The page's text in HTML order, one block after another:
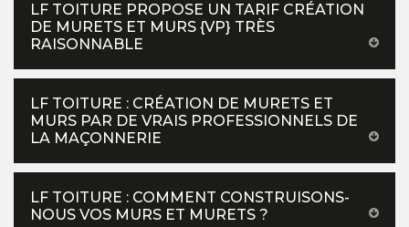
LF TOITURE PROPOSE UN TARIF CRÉATION
DE MURETS ET MURS {VP} TRÈS
RAISONNABLE
LF TOITURE : CRÉATION DE MURETS ET
MURS PAR DE VRAIS PROFESSIONNELS DE
LA MAÇONNERIE
LF TOITURE : COMMENT CONSTRUISONS-
NOUS VOS MURS ET MURETS ?